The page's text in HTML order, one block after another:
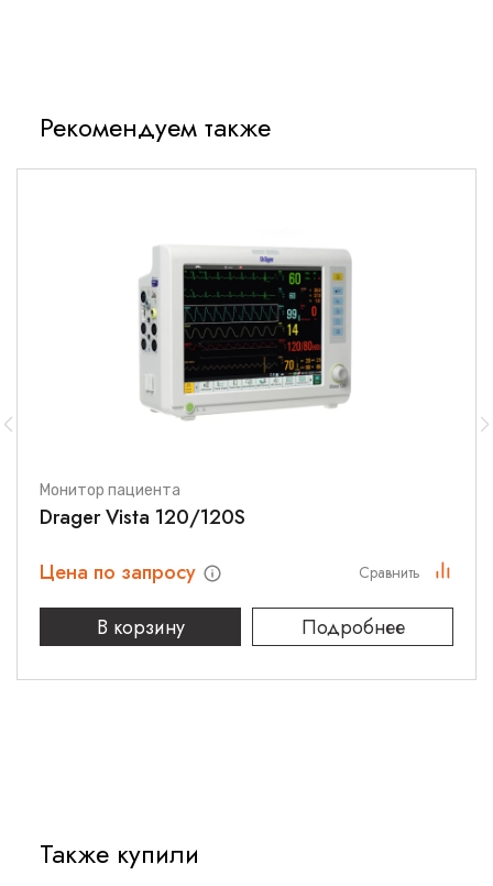
Интеллектуальная поддержка
В Zeus IE применяются программные технологии,
помощи. Новая дополнительная система Smart Ventilation
Control (SVC) – это основанная на клинических данных
автоматическая система помощи, адаптирующая
вентиляцию к состоянию организма от интубации до
экстубации. Вы просто устанавливаете клиническую цель
(например, поощрять самостоятельное дыхание) и SVC
автоматически регулирует параметры вентиляции
(например, давление на вдохе и частоту дыхания) для
достижения этой цели. Кроме того, опция SmartPilot View,
позволяет мгновенно увидеть совместное действие
анестетика и опиоидов. Функция «Что если...» показывает
расчетное действие заданного уровня летучего анестетика
Высокое качество вентиляции
Drager Zeus IE обеспечивает в операционной качество
даже легкие пациентов, страдающих ожирением или
Рекомендуем также
Монитор пациента
Drager Vista 120/120S
Цена по запросу
В корзину
Подробнее
Сравнить
Также купили